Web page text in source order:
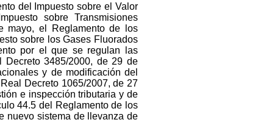
del Impuesto sobre el Valor
sobre Transmisiones
mayo, el Reglamento de los
sobre los Gases Fluorados
por el que se regulan las
Decreto 3485/2000, de 29 de
y de modificación del
Decreto 1065/2007, de 27
e inspección tributaria y de
44.5 del Reglamento de los
nuevo sistema de llevanza de